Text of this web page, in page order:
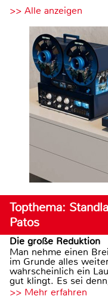
>> Alle anzeigen
Topthema:
Patos
Die große Reduktion
Man nehme einen
im Grunde alles
wahrscheinlich ein
gut klingt. Es sei
>> Mehr erfahren